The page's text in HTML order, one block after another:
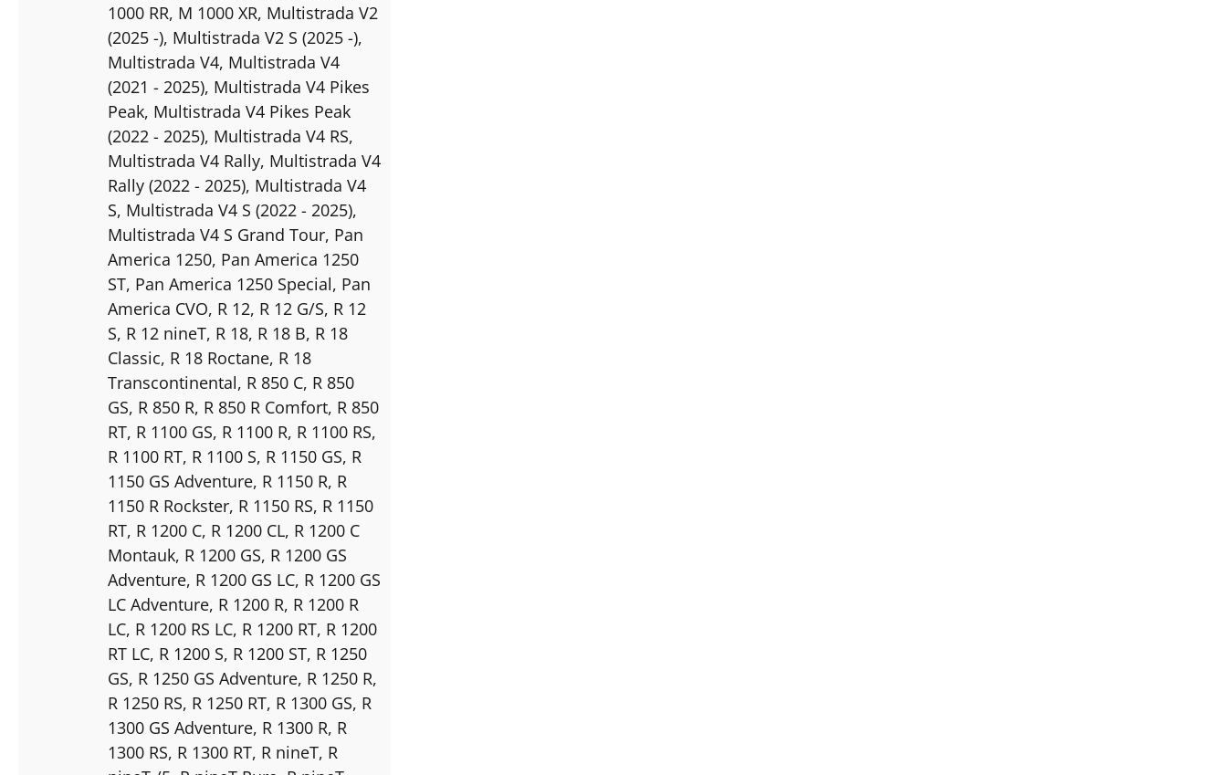
1000 RR, M 1000 XR, Multistrada V2
(2025 -), Multistrada V2 S (2025 -),
Multistrada V4, Multistrada V4
(2021 - 2025), Multistrada V4 Pikes
Peak, Multistrada V4 Pikes Peak
(2022 - 2025), Multistrada V4 RS,
Multistrada V4 Rally, Multistrada V4
Rally (2022 - 2025), Multistrada V4
S, Multistrada V4 S (2022 - 2025),
Multistrada V4 S Grand Tour, Pan
America 1250, Pan America 1250
ST, Pan America 1250 Special, Pan
America CVO, R 12, R 12 G/S, R 12
S, R 12 nineT, R 18, R 18 B, R 18
Classic, R 18 Roctane, R 18
Transcontinental, R 850 C, R 850
GS, R 850 R, R 850 R Comfort, R 850
RT, R 1100 GS, R 1100 R, R 1100 RS,
R 1100 RT, R 1100 S, R 1150 GS, R
1150 GS Adventure, R 1150 R, R
1150 R Rockster, R 1150 RS, R 1150
RT, R 1200 C, R 1200 CL, R 1200 C
Montauk, R 1200 GS, R 1200 GS
Adventure, R 1200 GS LC, R 1200 GS
LC Adventure, R 1200 R, R 1200 R
LC, R 1200 RS LC, R 1200 RT, R 1200
RT LC, R 1200 S, R 1200 ST, R 1250
GS, R 1250 GS Adventure, R 1250 R,
R 1250 RS, R 1250 RT, R 1300 GS, R
1300 GS Adventure, R 1300 R, R
1300 RS, R 1300 RT, R nineT, R